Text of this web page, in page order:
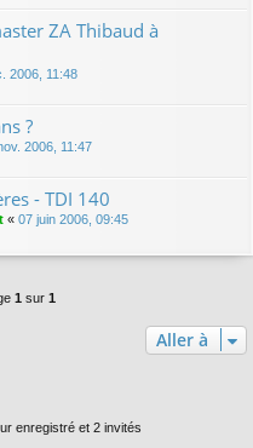
ZA Thibaud à
2006, 11:48
?
2006, 11:47
- TDI 140
« 07 juin 2006, 09:45
1 sur 1
Aller à
enregistré et 2 invités